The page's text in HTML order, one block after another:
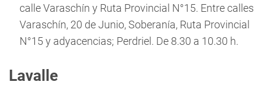
calle Varaschín y Ruta Provincial N°15. Entre calles
Varaschín, 20 de Junio, Soberanía, Ruta Provincial
N°15 y adyacencias; Perdriel. De 8.30 a 10.30 h.
Lavalle